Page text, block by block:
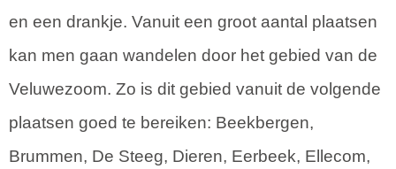
en een drankje. Vanuit een groot aantal plaatsen
kan men gaan wandelen door het gebied van de
Veluwezoom. Zo is dit gebied vanuit de volgende
plaatsen goed te bereiken: Beekbergen,
Brummen, De Steeg, Dieren, Eerbeek, Ellecom,